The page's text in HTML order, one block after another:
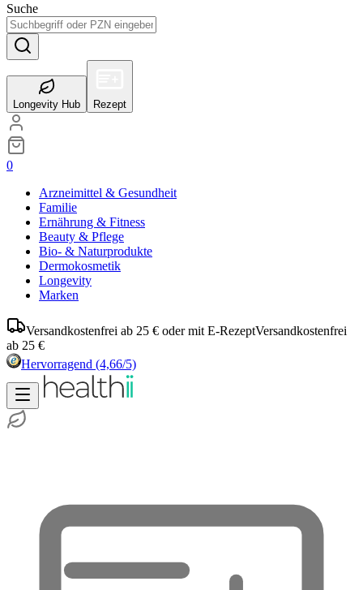
Suche
Longevity Hub Rezept
0
Arzneimittel & Gesundheit
Familie
Ernährung & Fitness
Beauty & Pflege
Bio- & Naturprodukte
Dermokosmetik
Longevity
Marken
Versandkostenfrei ab 25 € oder mit E-RezeptVersandkostenfrei
ab 25 €
Hervorragend (4,66/5)